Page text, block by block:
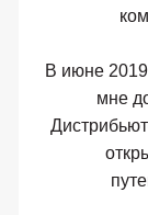
В июне 2019
мне